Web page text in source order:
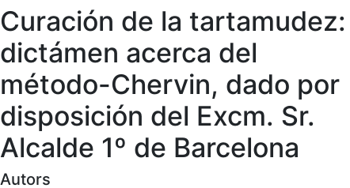
Curación de la tartamudez:
dictámen acerca del
método-Chervin, dado por
disposición del Excm. Sr.
Alcalde 1º de Barcelona
Autors